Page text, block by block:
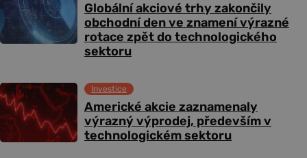
Globální akciové trhy zakončily
obchodní den ve znamení výrazné
rotace zpět do technologického
sektoru
Americké akcie zaznamenaly
výrazný výprodej, především v
technologickém sektoru
Investice